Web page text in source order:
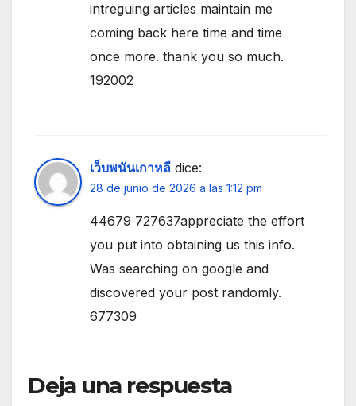
intreguing articles maintain me
coming back here time and time
once more. thank you so much.
192002
เว็บพนันเกาหลี dice:
28 de junio de 2026 a las 1:12 pm
44679 727637appreciate the effort
you put into obtaining us this info.
Was searching on google and
discovered your post randomly.
677309
Deja una respuesta